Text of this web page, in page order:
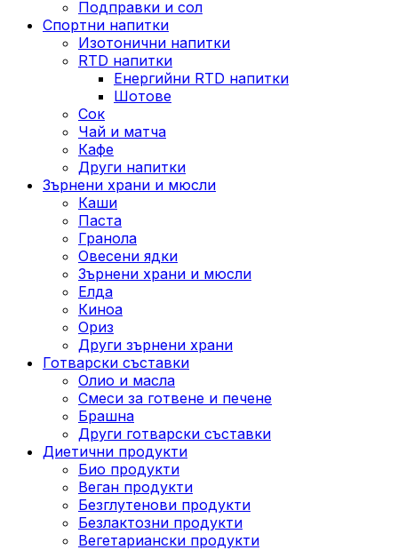
Подправки и сол
Спортни напитки
Изотонични напитки
RTD напитки
Енергийни RTD напитки
Шотове
Сок
Чай и матча
Кафе
Други напитки
Зърнени храни и мюсли
Каши
Паста
Гранола
Овесени ядки
Зърнени храни и мюсли
Елда
Киноа
Ориз
Други зърнени храни
Готварски съставки
Олио и масла
Смеси за готвене и печене
Брашна
Други готварски съставки
Диетични продукти
Био продукти
Веган продукти
Безглутенови продукти
Безлактозни продукти
Вегетариански продукти